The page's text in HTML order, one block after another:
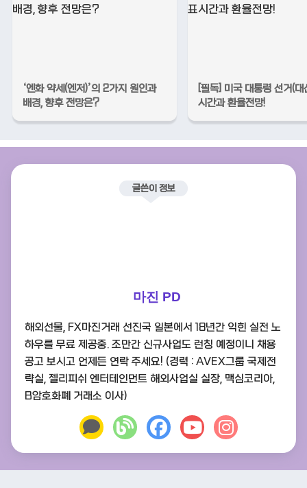
‘엔화 약세(엔저)’의 2가지 원인과
배경, 향후 전망은?
[필독] 미국 대통령 선거(대
시간과 환율전망!
글쓴이 정보
마진 PD
해외선물, FX마진거래 선진국 일본에서 18년간 익힌 실전 노
하우를 무료 제공중. 조만간 신규사업도 런칭 예정이니 채용
공고 보시고 언제든 연락 주세요! (경력 : AVEX그룹 국제전
략실, 젤리피쉬 엔터테인먼트 해외사업실 실장, 맥심코리아,
B암호화폐 거래소 이사)